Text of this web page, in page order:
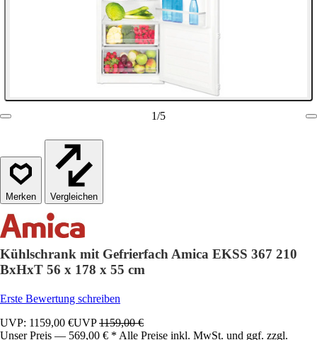
1/5
Vergleichen
Kühlschrank mit Gefrierfach Amica EKSS 367 210
BxHxT 56 x 178 x 55 cm
Erste Bewertung schreiben
UVP: 1159,00 €UVP1159,00 €
Unser Preis — 569,00 € * Alle Preise inkl. MwSt. und ggf. zzgl.